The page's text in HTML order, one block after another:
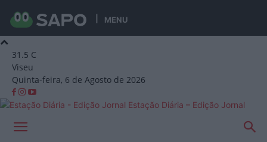
MENU
31.5 C
Viseu
Quinta-feira, 6 de Agosto de 2026
Estação Diária – Edição Jornal